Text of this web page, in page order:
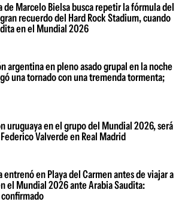
de Marcelo Bielsa busca repetir la fórmula del
recuerdo del Hard Rock Stadium, cuando
en el Mundial 2026
argentina en pleno asado grupal en la noche
una tornado con una tremenda tormenta;
uruguaya en el grupo del Mundial 2026, será
Valverde en Real Madrid
entrenó en Playa del Carmen antes de viajar a
el Mundial 2026 ante Arabia Saudita: